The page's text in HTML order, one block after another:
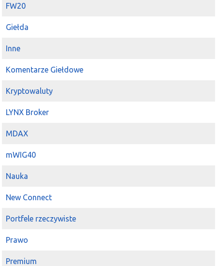
FW20
Giełda
Inne
Komentarze Giełdowe
Kryptowaluty
LYNX Broker
MDAX
mWIG40
Nauka
New Connect
Portfele rzeczywiste
Prawo
Premium